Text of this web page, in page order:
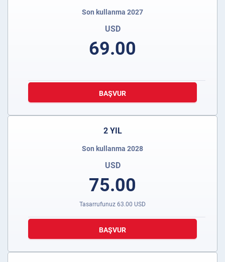
Son kullanma 2027
USD
69.00
BAŞVUR
2 YIL
Son kullanma 2028
USD
75.00
Tasarrufunuz 63.00 USD
BAŞVUR